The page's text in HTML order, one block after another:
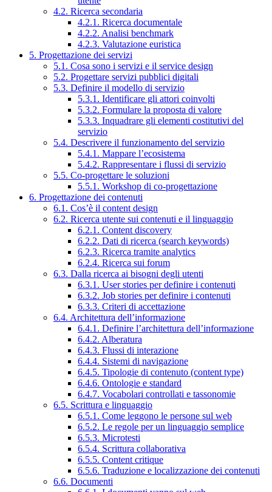
4.2. Ricerca secondaria
4.2.1. Ricerca documentale
4.2.2. Analisi benchmark
4.2.3. Valutazione euristica
5. Progettazione dei servizi
5.1. Cosa sono i servizi e il service design
5.2. Progettare servizi pubblici digitali
5.3. Definire il modello di servizio
5.3.1. Identificare gli attori coinvolti
5.3.2. Formulare la proposta di valore
5.3.3. Inquadrare gli elementi costitutivi del
servizio
5.4. Descrivere il funzionamento del servizio
5.4.1. Mappare l’ecosistema
5.4.2. Rappresentare i flussi di servizio
5.5. Co-progettare le soluzioni
5.5.1. Workshop di co-progettazione
6. Progettazione dei contenuti
6.1. Cos’è il content design
6.2. Ricerca utente sui contenuti e il linguaggio
6.2.1. Content discovery
6.2.2. Dati di ricerca (search keywords)
6.2.3. Ricerca tramite analytics
6.2.4. Ricerca sui forum
6.3. Dalla ricerca ai bisogni degli utenti
6.3.1. User stories per definire i contenuti
6.3.2. Job stories per definire i contenuti
6.3.3. Criteri di accettazione
6.4. Architettura dell’informazione
6.4.1. Definire l’architettura dell’informazione
6.4.2. Alberatura
6.4.3. Flussi di interazione
6.4.4. Sistemi di navigazione
6.4.5. Tipologie di contenuto (content type)
6.4.6. Ontologie e standard
6.4.7. Vocabolari controllati e tassonomie
6.5. Scrittura e linguaggio
6.5.1. Come leggono le persone sul web
6.5.2. Le regole per un linguaggio semplice
6.5.3. Microtesti
6.5.4. Scrittura collaborativa
6.5.5. Content critique
6.5.6. Traduzione e localizzazione dei contenuti
6.6. Documenti